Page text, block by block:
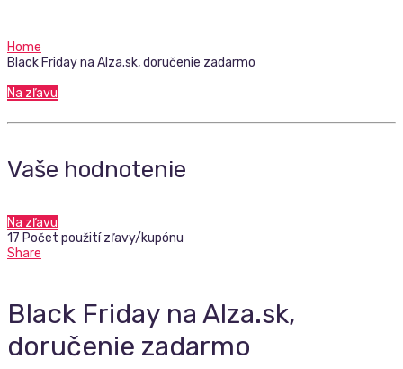
Home
Black Friday na Alza.sk, doručenie zadarmo
Na zľavu
Vaše hodnotenie
Na zľavu
17 Počet použití zľavy/kupónu
Share
Black Friday na Alza.sk,
doručenie zadarmo